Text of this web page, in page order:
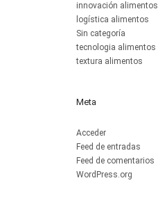
innovación alimentos
logística alimentos
Sin categoría
tecnologia alimentos
textura alimentos
Meta
Acceder
Feed de entradas
Feed de comentarios
WordPress.org